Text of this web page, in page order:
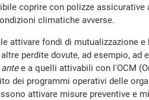
coprire con polizze assicurative
climatiche avverse.
attivare fondi di mutualizzazione
perdite dovute, ad esempio, ad
antee a quelli attivabili con l'OCM
dei programmi operativi delle
attivare misure preventive e